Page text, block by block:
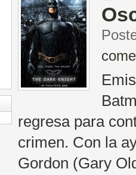
regresa para
crimen. Con la
Gordon (Gary